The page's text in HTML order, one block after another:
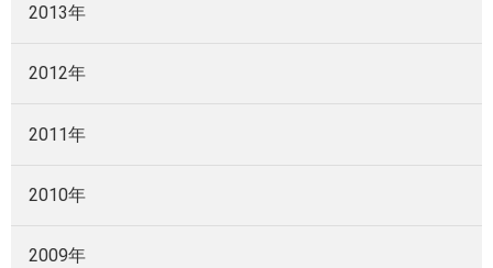
2013年
2012年
2011年
2010年
2009年